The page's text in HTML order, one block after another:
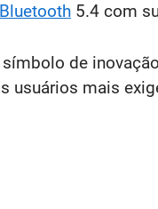
Bluetooth 5.4 com
de
usuários mais